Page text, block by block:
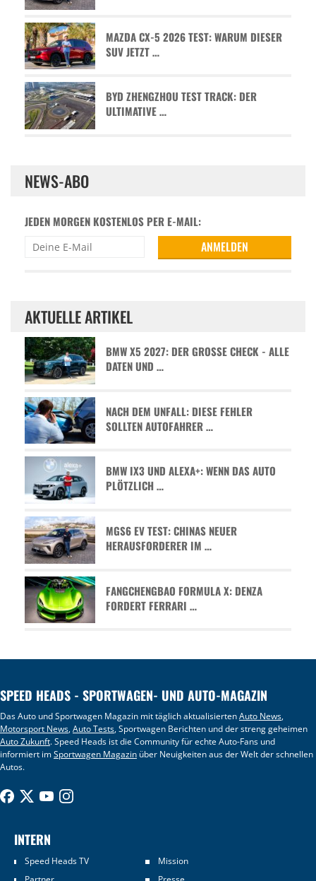
MAZDA CX-5 2026 TEST: WARUM DIESER
SUV JETZT …
BYD ZHENGZHOU TEST TRACK: DER
ULTIMATIVE …
NEWS-ABO
JEDEN MORGEN KOSTENLOS PER E-MAIL:
AKTUELLE ARTIKEL
BMW X5 2027: DER GROSSE CHECK - ALLE D
ATEN UND …
NACH DEM UNFALL: DIESE FEHLER
SOLLTEN AUTOFAHRER …
BMW IX3 UND ALEXA+: WENN DAS AUTO
PLÖTZLICH …
MGS6 EV TEST: CHINAS NEUER
HERAUSFORDERER IM …
FANGCHENGBAO FORMULA X: DENZA
FORDERT FERRARI …
SPEED HEADS - SPORTWAGEN- UND AUTO-MAGAZIN
Das Auto und Sportwagen Magazin mit täglich aktualisiertenAuto News,
Motorsport News,Auto Tests, Sportwagen Berichten und der streng geheimen
Auto Zukunft. Speed Heads ist die Community für echte Auto-Fans und
informiert imSportwagen Magazin über Neuigkeiten aus der Welt der schnellen
Autos.
INTERN
Speed Heads TV
Mission